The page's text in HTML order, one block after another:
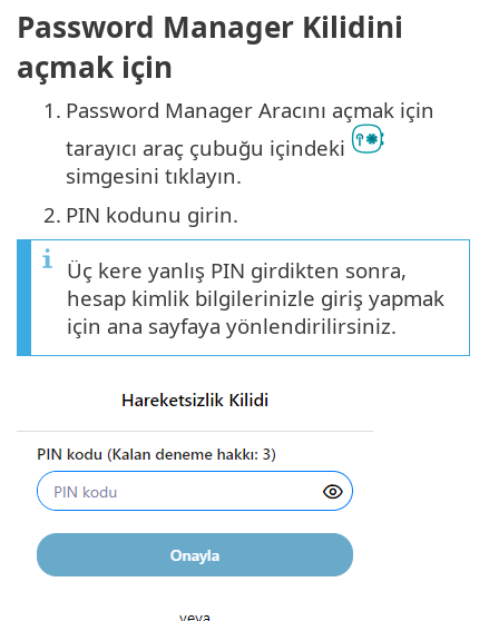
Password Manager Kilidini
açmak için
1. Password Manager Aracını açmak için
tarayıcı araç çubuğu içindeki
simgesini tıklayın.
2. PIN kodunu girin.
Üç kere yanlış PIN girdikten sonra,
hesap kimlik bilgilerinizle giriş yapmak
için ana sayfaya yönlendirilirsiniz.